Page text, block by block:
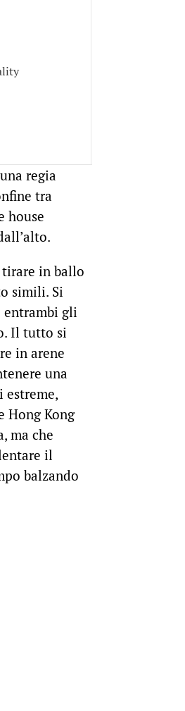
regia
tra
house
in ballo
simili. Si
entrambi gli
Il tutto si
in arene
una
Hong Kong
ma che
il
balzando